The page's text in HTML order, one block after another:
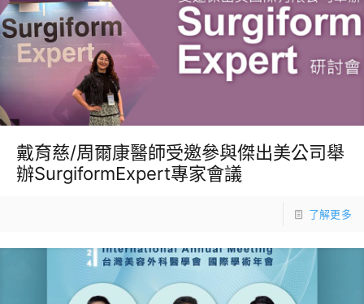
戴育慈/周爾康醫師受邀參與傑出美公司舉
辦SurgiformExpert專家會議
了解更多